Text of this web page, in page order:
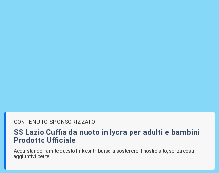
CONTENUTO SPONSORIZZATO
SS Lazio Cuffia da nuoto in lycra per adulti e bambini
Prodotto Ufficiale
Acquistando tramite questo link contribuisci a sostenere il nostro sito, senza costi
aggiuntivi per te.